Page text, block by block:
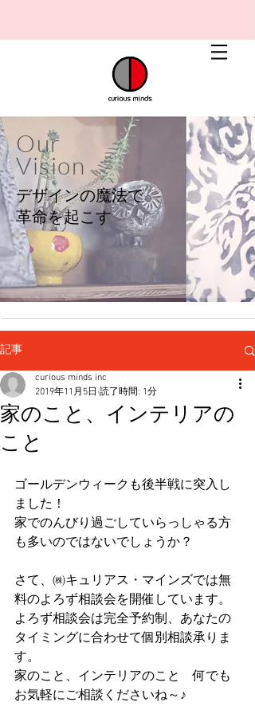
Our
Vision
デザインの魔法で
​革命を起こす
記事
家のこと、インテリアの
こと
curious minds inc
2019年11月5日 読了時間: 1分
ゴールデンウィークも後半戦に突入し
ました！
家でのんびり過ごしていらっしゃる方
も多いのではないでしょうか？
さて、㈱キュリアス・マインズでは無
料のよろず相談会を開催しています。
よろず相談会は完全予約制、あなたの
タイミングに合わせて個別相談承りま
す。
家のこと、インテリアのこと　何でも
お気軽にご相談くださいね～♪